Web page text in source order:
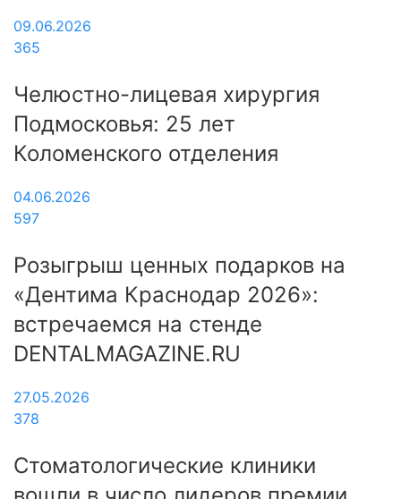
09.06.2026
365
Челюстно-лицевая хирургия
Подмосковья: 25 лет
Коломенского отделения
04.06.2026
597
Розыгрыш ценных подарков на
«Дентима Краснодар 2026»:
встречаемся на стенде
DENTALMAGAZINE.RU
27.05.2026
378
Стоматологические клиники